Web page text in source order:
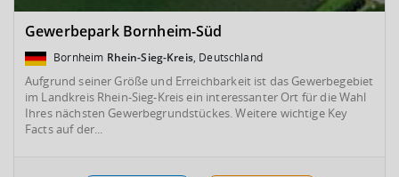
Gewerbepark Bornheim-Süd
Bornheim Rhein-Sieg-Kreis, Deutschland
Aufgrund seiner Größe und Erreichbarkeit ist das Gewerbegebiet
im Landkreis Rhein-Sieg-Kreis ein interessanter Ort für die Wahl
Ihres nächsten Gewerbegrundstückes. Weitere wichtige Key
Facts auf der...